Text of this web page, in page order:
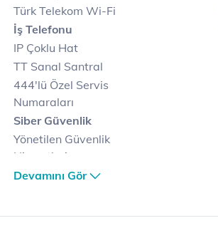
Türk Telekom Wi-Fi
İş Telefonu
IP Çoklu Hat
TT Sanal Santral
444'lü Özel Servis
Numaraları
Siber Güvenlik
Yönetilen Güvenlik
Hizmetleri
Siber Güvenlik Merkezi
Devamını Gör